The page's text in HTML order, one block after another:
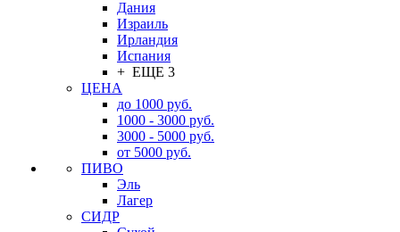
Дания
Израиль
Ирландия
Испания
+ ЕЩЕ 3
ЦЕНА
до 1000 руб.
1000 - 3000 руб.
3000 - 5000 руб.
от 5000 руб.
ПИВО
Эль
Лагер
СИДР